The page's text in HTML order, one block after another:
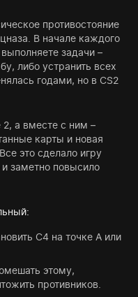
противостояние
В начале каждого
задачи –
либо устранить всех
годами, но в CS2
2, а вместе с ним –
карты и новая
это сделало игру
заметно повысило
C4 на точке A или
этому,
противников.